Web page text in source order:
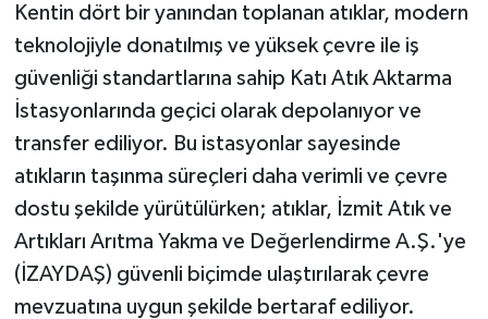
Kentin dört bir yanından toplanan atıklar, modern
teknolojiyle donatılmış ve yüksek çevre ile iş
güvenliği standartlarına sahip Katı Atık Aktarma
İstasyonlarında geçici olarak depolanıyor ve
transfer ediliyor. Bu istasyonlar sayesinde
atıkların taşınma süreçleri daha verimli ve çevre
dostu şekilde yürütülürken; atıklar, İzmit Atık ve
Artıkları Arıtma Yakma ve Değerlendirme A.Ş.'ye
(İZAYDAŞ) güvenli biçimde ulaştırılarak çevre
mevzuatına uygun şekilde bertaraf ediliyor.